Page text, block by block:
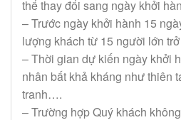
thể thay đổi sang ngày khởi
– Trước ngày khởi hành 15
lượng khách từ 15 người lớn
– Thời gian dự kiến ngày khởi
nhân bất khả kháng như thiên
tranh….
– Trường hợp Quý khách